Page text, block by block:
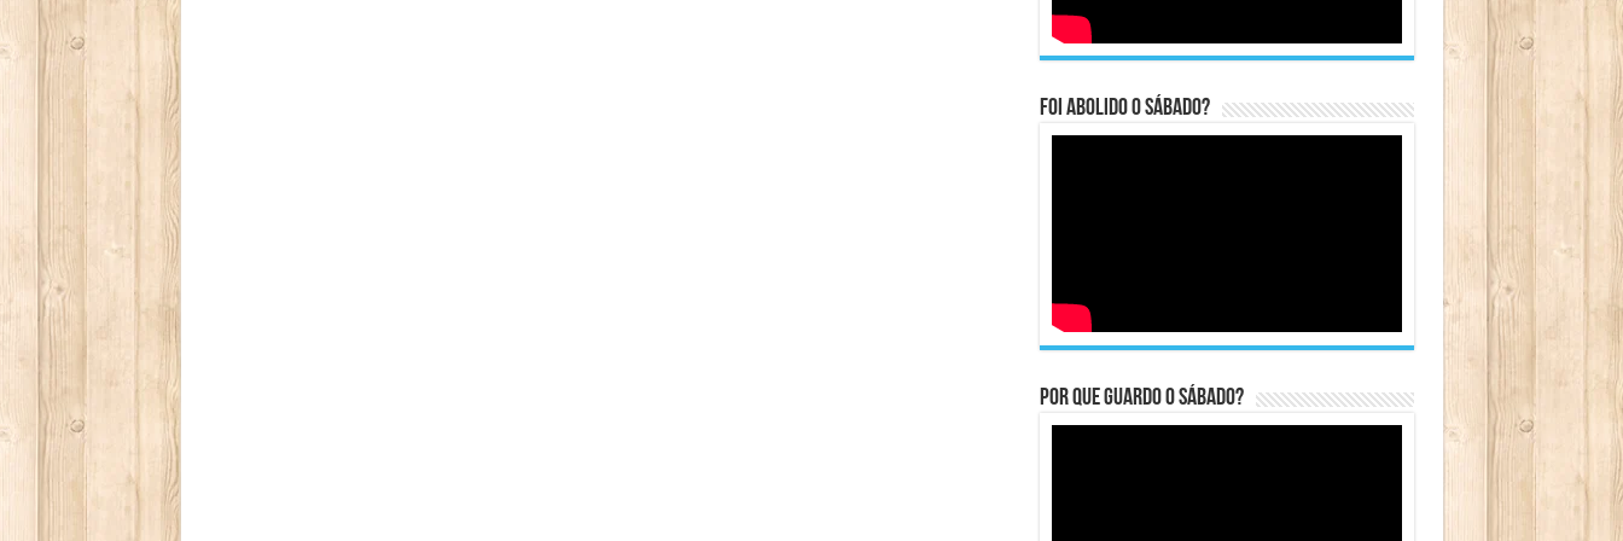
Foi abolido o sábado?
Por que guardo o Sábado?